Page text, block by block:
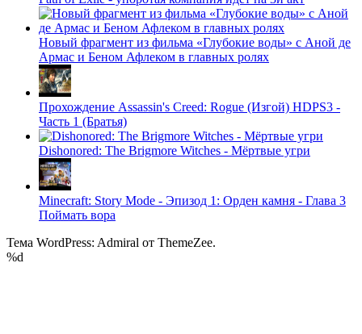
Новый фрагмент из фильма «Глубокие воды» с Аной де
Армас и Беном Афлеком в главных ролях
Прохождение Assassin's Creed: Rogue (Изгой) HDPS3 -
Часть 1 (Братья)
Dishonored: The Brigmore Witches - Мёртвые угри
Minecraft: Story Mode - Эпизод 1: Орден камня - Глава 3
Поймать вора
Тема WordPress: Admiral от ThemeZee.
%d